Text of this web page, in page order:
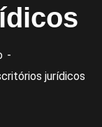
jurídicos